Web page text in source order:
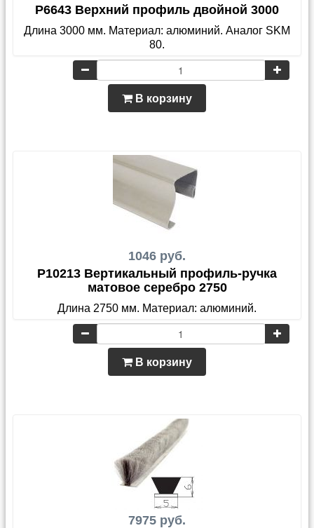
P6643 Верхний профиль двойной 3000
Длина 3000 мм. Материал: алюминий. Аналог SKM
80.
В корзину
1046 руб.
P10213 Вертикальный профиль-ручка
матовое серебро 2750
Длина 2750 мм. Материал: алюминий.
В корзину
7975 руб.